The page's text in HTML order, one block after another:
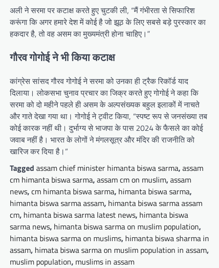
अली ने सरमा पर कटाक्ष करते हुए चुटकी ली, “मैं गंभीरता से सिफारिश
करूंगा कि अगर हमारे देश में कोई है जो झूठ के लिए सबसे बड़े पुरस्कार का
हकदार है, तो वह असम का मुख्यमंत्री होना चाहिए।”
गौरव गोगोई ने भी किया कटाक्ष
कांग्रेस सांसद गौरव गोगोई ने सरमा को उनका ही ट्रैक रिकॉर्ड याद
दिलाया। लोकसभा चुनाव प्रचार का जिक्र करते हुए गोगोई ने कहा कि
सरमा को दो महीने पहले ही असम के अल्पसंख्यक बहुल इलाकों में नाचते
और गाते देखा गया था। गोगोई ने ट्वीट किया, “स्पष्ट रूप से जनसंख्या तब
कोई कारक नहीं थी। दुर्भाग्य से भाजपा के पास 2024 के फैसले का कोई
जवाब नहीं है। भारत के लोगों ने मंगलसूत्र और मंदिर की राजनीति को
खारिज कर दिया है।”
Tagged assam chief minister himanta biswa sarma,assam
cm himanta biswa sarma,assam cm on muslim,assam
news,cm himanta biswa sarma, himanta biswa sarma,
himanta biswa sarma assam, himanta biswa sarma assam
cm, himanta biswa sarma latest news, himanta biswa
sarma news, himanta biswa sarma on muslim population,
himanta biswa sarma on muslims, himanta biswa sharma in
assam, himata biswa sarma on muslim population in assam,
muslim population, muslims in assam